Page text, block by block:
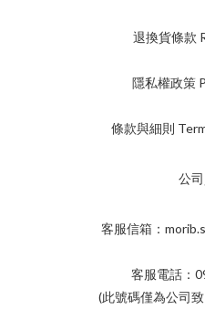
退換貨條款
隱私權政策
條款與細則
公
客服信箱：
客服電話：
(此號碼僅為公司